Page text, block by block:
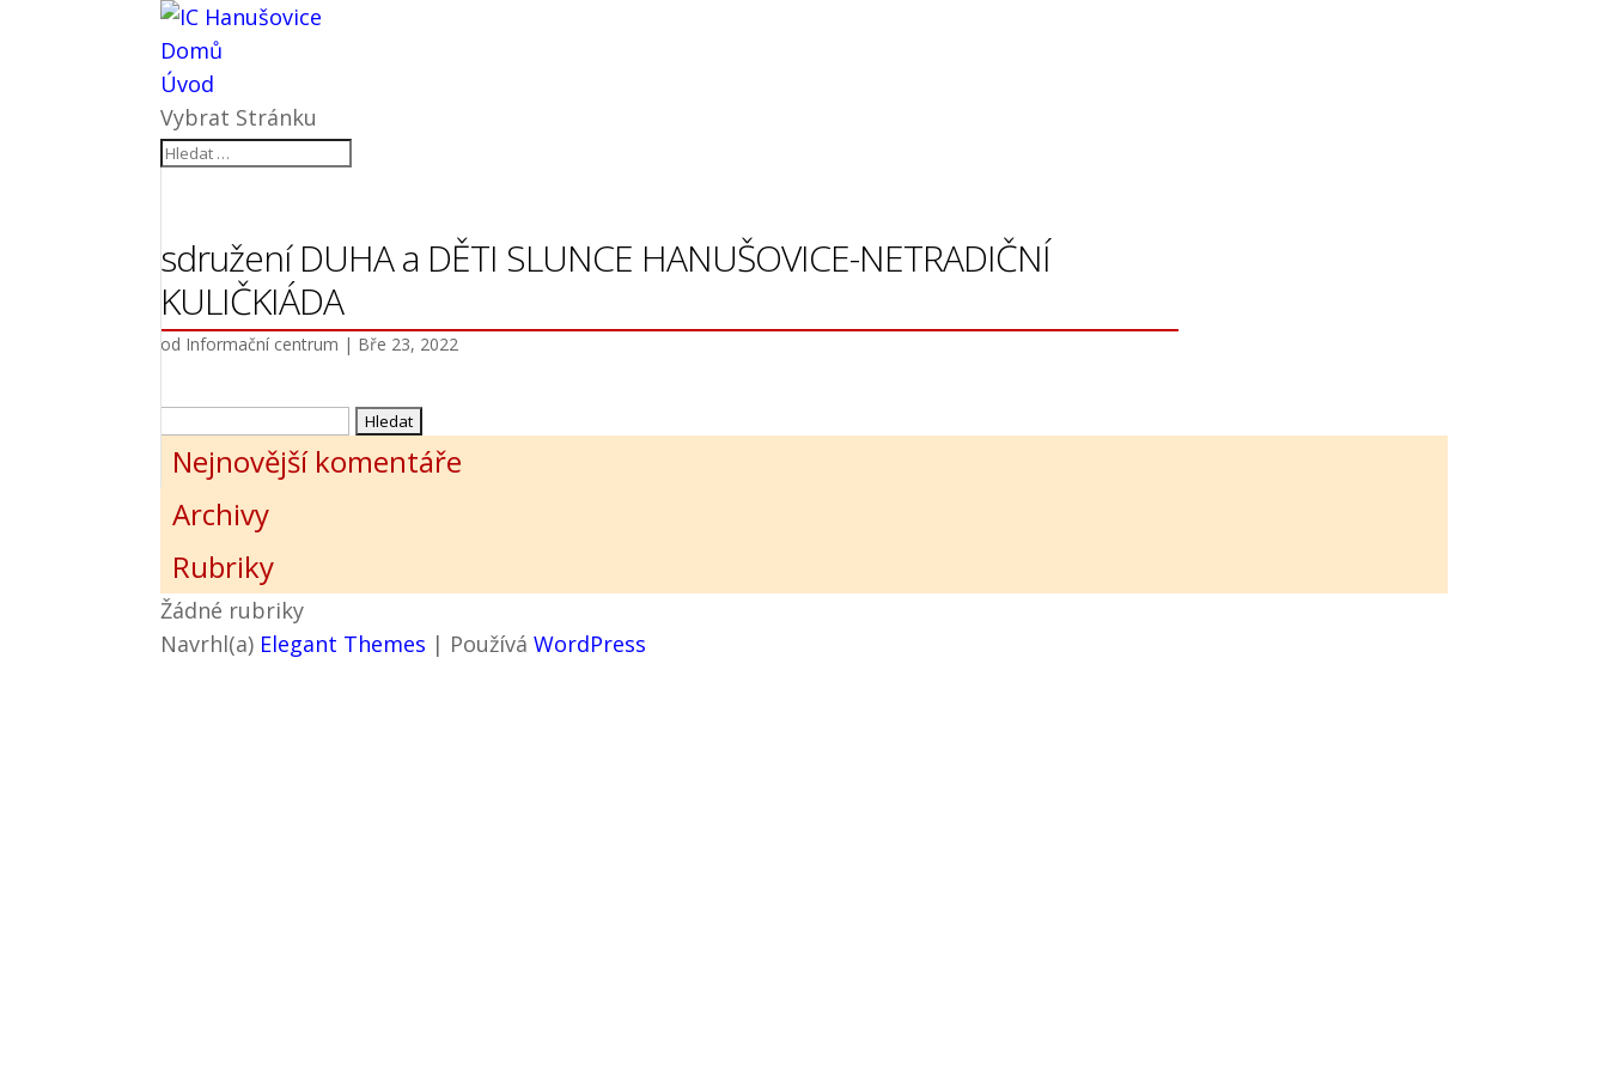
Domů
Úvod
Vybrat Stránku
sdružení DUHA a DĚTI SLUNCE HANUŠOVICE-NETRADIČNÍ
KULIČKIÁDA
od Informační centrum | Bře 23, 2022
Vyhledávání
Nejnovější komentáře
Archivy
Rubriky
Žádné rubriky
Navrhl(a) Elegant Themes | PoužíváWordPress